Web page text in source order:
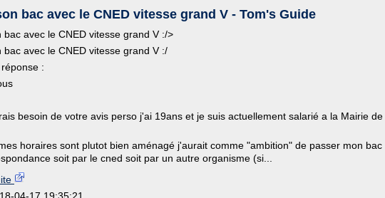
bac avec le CNED vitesse grand V - Tom's Guide
bac avec le CNED vitesse grand V :/>
bac avec le CNED vitesse grand V :/
:
besoin de votre avis perso j'ai 19ans et je suis actuellement salarié a la Mairie de
horaires sont plutot bien aménagé j'aurait comme "ambition" de passer mon bac
soit par le cned soit par un autre organisme (si...